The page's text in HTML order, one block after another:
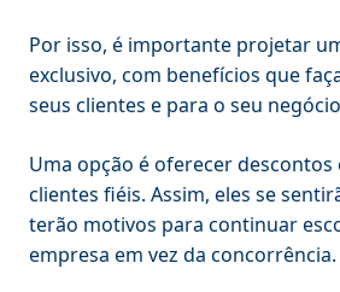
Por isso, é importante projetar
exclusivo, com benefícios que
seus clientes e para o seu
Uma opção é oferecer descontos
clientes fiéis. Assim, eles se
terão motivos para continuar
empresa em vez da concorrência.